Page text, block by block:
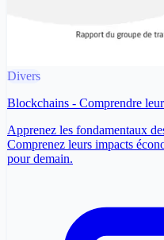
Divers
Blockchains - Comprendre
Apprenez les fondamentaux
Comprenez leurs impacts
pour demain.